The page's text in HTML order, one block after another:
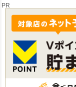
PR